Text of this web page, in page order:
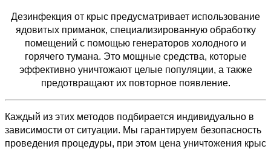
Дезинфекция от крыс предусматривает использование
ядовитых приманок, специализированную обработку
помещений с помощью генераторов холодного и
горячего тумана. Это мощные средства, которые
эффективно уничтожают целые популяции, а также
предотвращают их повторное появление.
Каждый из этих методов подбирается индивидуально в
зависимости от ситуации. Мы гарантируем безопасность
проведения процедуры, при этом цена уничтожения крыс